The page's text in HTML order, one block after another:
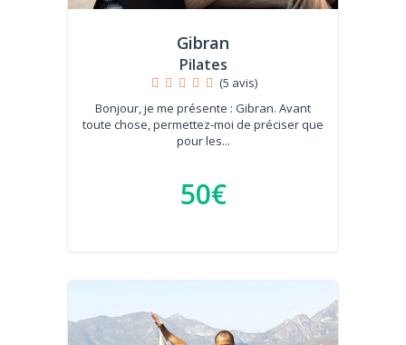
Gibran
Pilates
(5 avis)
Bonjour, je me présente : Gibran. Avant
toute chose, permettez-moi de préciser que
pour les...
50€